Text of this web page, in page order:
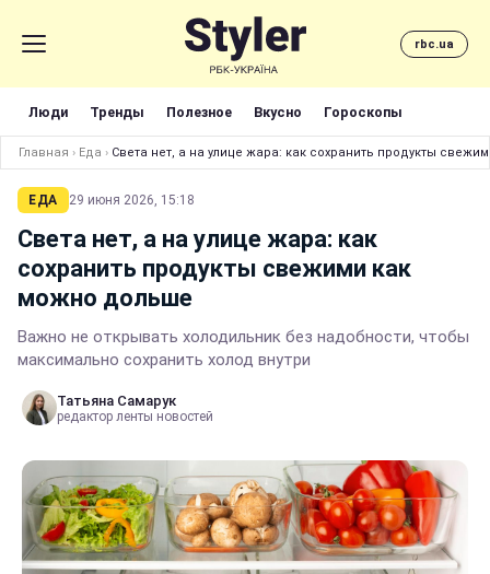
rbc.ua
Люди Тренды Полезное Вкусно Гороскопы
Главная › Еда › Света нет, а на улице жара: как сохранить продукты
ЕДА 29 июня 2026, 15:18
Света нет, а на улице жара: как
сохранить продукты свежими как
можно дольше
Важно не открывать холодильник без надобности, чтобы
максимально сохранить холод внутри
Татьяна Самарук
редактор ленты новостей